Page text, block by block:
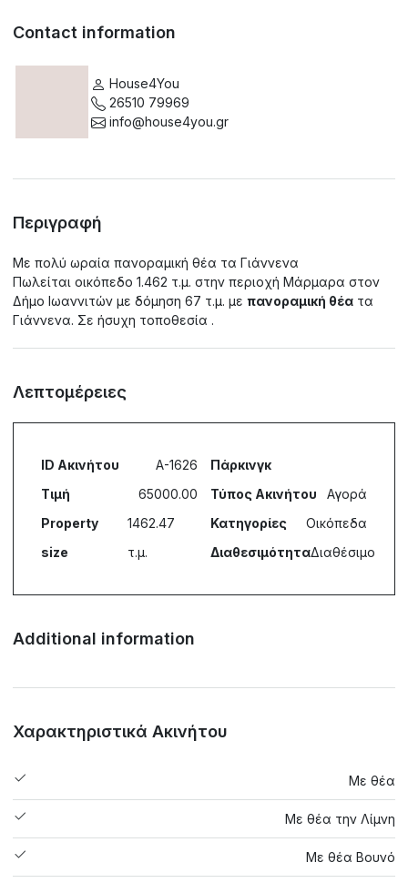
Contact information
House4You
26510 79969
info@house4you.gr
Περιγραφή
Με πολύ ωραία πανοραμική θέα τα Γιάννενα
Πωλείται οικόπεδο 1.462 τ.μ. στην περιοχή Μάρμαρα στον
Δήμο Ιωαννιτών με δόμηση 67 τ.μ. με πανοραμική θέα τα
Γιάννενα. Σε ήσυχη τοποθεσία .
Λεπτομέρειες
ID Ακινήτου
A-1626
Τιμή
65000.00
Property
size
1462.47
τ.μ.
Πάρκινγκ
Τύπος Ακινήτου
Αγορά
Κατηγορίες
Οικόπεδα
ΔιαθεσιμότηταΔιαθέσιμο
Additional information
Χαρακτηριστικά Ακινήτου
Με θέα
Με θέα την Λίμνη
Με θέα Βουνό